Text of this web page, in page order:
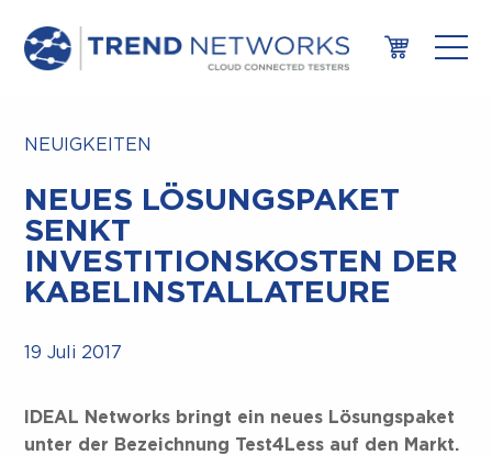
NEUIGKEITEN
NEUES LÖSUNGSPAKET
SENKT
INVESTITIONSKOSTEN DER
KABELINSTALLATEURE
19 Juli 2017
IDEAL Networks bringt ein neues Lösungspaket
unter der Bezeichnung Test4Less auf den Markt.